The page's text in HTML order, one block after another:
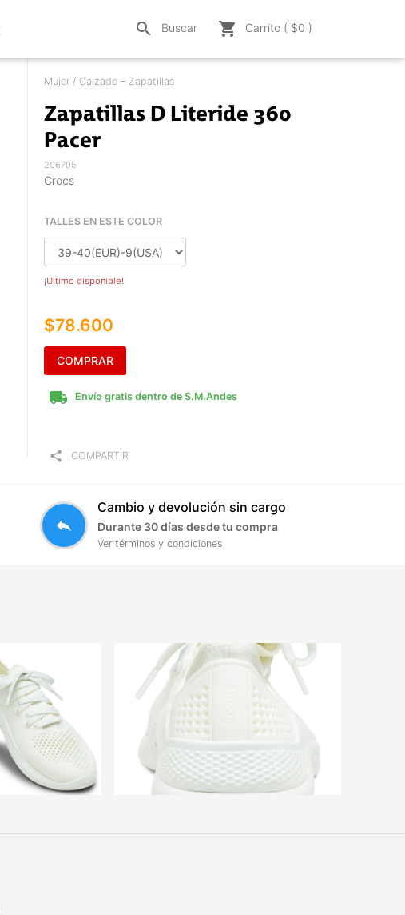
search Buscar shopping_cart Carrito ( $0 )
Mujer / Calzado – Zapatillas
Zapatillas D Literide 360
Pacer
206705
Crocs
TALLES EN ESTE COLOR
¡Último disponible!
$78.600
COMPRAR
local_shipping Envío gratis dentro de S.M.Andes
share COMPARTIR
reply
Cambio y devolución sin cargo
Durante 30 días desde tu compra
Ver términos y condiciones